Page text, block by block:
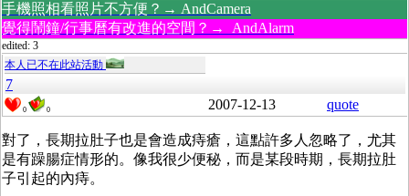
手機照相看照片不方便？→ AndCamera
覺得鬧鐘/行事曆有改進的空間？→ AndAlarm
edited: 3
本人已不在此站活動
7
0 0 2007-12-13 quote
對了，長期拉肚子也是會造成痔瘡，這點許多人忽略了，尤其
是有躁腸症情形的。像我很少便秘，而是某段時期，長期拉肚
子引起的內痔。